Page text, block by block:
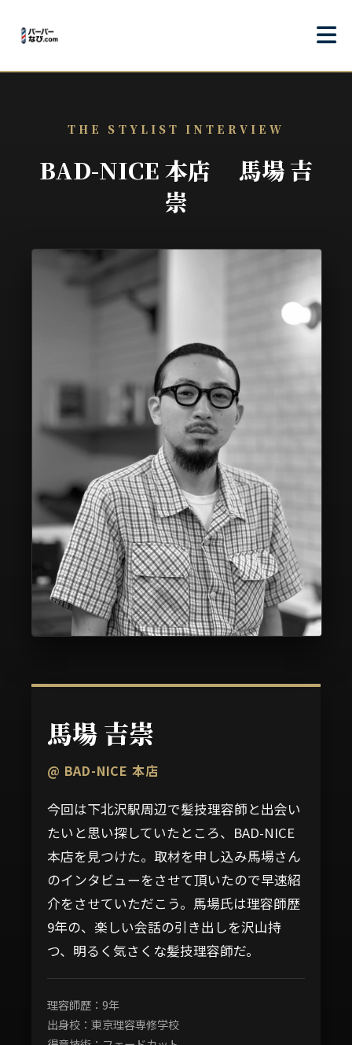
THE STYLIST INTERVIEW
BAD-NICE 本店 馬場 吉
崇
馬場 吉崇
@ BAD-NICE 本店
今回は下北沢駅周辺で髪技理容師と出会い
たいと思い探していたところ、BAD-NICE
本店を見つけた。取材を申し込み馬場さん
のインタビューをさせて頂いたので早速紹
介をさせていただこう。馬場氏は理容師歴
9年の、楽しい会話の引き出しを沢山持
つ、明るく気さくな髪技理容師だ。
理容師歴：9年
出身校：東京理容専修学校